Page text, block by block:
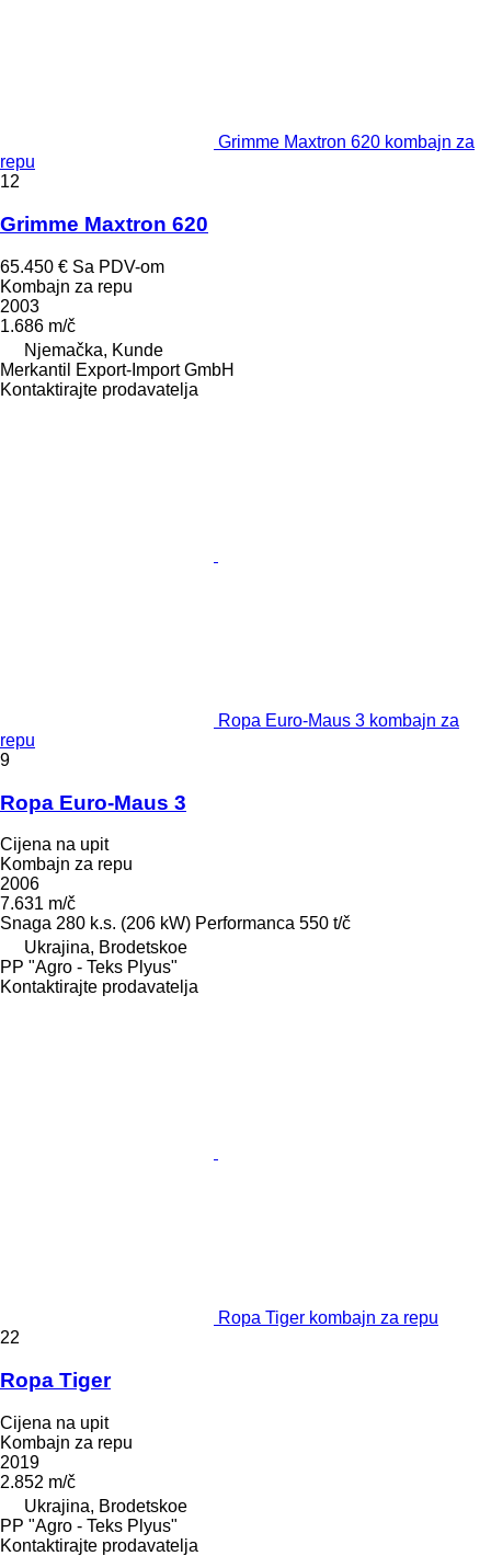
Grimme Maxtron 620 kombajn za
repu
12
Grimme Maxtron 620
65.450 € Sa PDV-om
Kombajn za repu
2003
1.686 m/č
Njemačka, Kunde
Merkantil Export-Import GmbH
Kontaktirajte prodavatelja
Ropa Euro-Maus 3 kombajn za
repu
9
Ropa Euro-Maus 3
Cijena na upit
Kombajn za repu
2006
7.631 m/č
Snaga 280 k.s. (206 kW) Performanca 550 t/č
Ukrajina, Brodetskoe
PP "Agro - Teks Plyus"
Kontaktirajte prodavatelja
Ropa Tiger kombajn za repu
22
Ropa Tiger
Cijena na upit
Kombajn za repu
2019
2.852 m/č
Ukrajina, Brodetskoe
PP "Agro - Teks Plyus"
Kontaktirajte prodavatelja